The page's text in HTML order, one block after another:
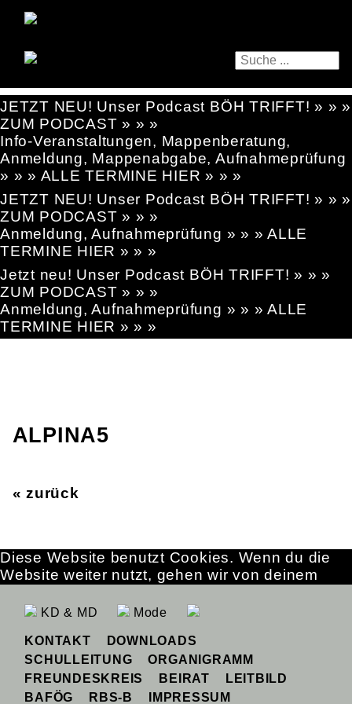
JETZT NEU! Unser Podcast BÖH TRIFFT! » » »
ZUM PODCAST » » »
Info-Veranstaltungen, Mappenberatung,
Anmeldung, Mappenabgabe, Aufnahmeprüfung
» » » ALLE TERMINE HIER » » »
JETZT NEU! Unser Podcast BÖH TRIFFT! » » »
ZUM PODCAST » » »
Anmeldung, Aufnahmeprüfung » » » ALLE
TERMINE HIER » » »
Jetzt neu! Unser Podcast BÖH TRIFFT! » » »
ZUM PODCAST » » »
Anmeldung, Aufnahmeprüfung » » » ALLE
TERMINE HIER » » »
ALPINA5
« zurück
KD & MD Mode
KONTAKT
DOWNLOADS
SCHULLEITUNG
ORGANIGRAMM
FREUNDESKREIS
BEIRAT
LEITBILD
BAFÖG
RBS-B IMPRESSUM
Diese Website benutzt Cookies. Wenn du die
Website weiter nutzt, gehen wir von deinem